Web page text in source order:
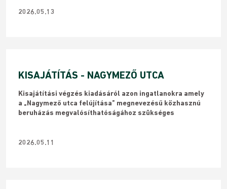
2026.05.13
KISAJÁTÍTÁS - NAGYMEZŐ UTCA
Kisajátítási végzés kiadásáról azon ingatlanokra amely
a „Nagymező utca felújítása” megnevezésű közhasznú
beruházás megvalósíthatóságához szükséges
2026.05.11